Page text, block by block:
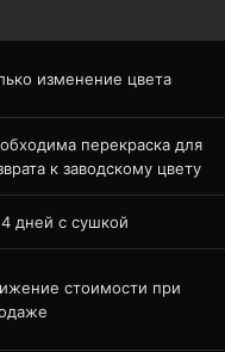
изменение цвета
перекраска для
к заводскому цвету
дней с сушкой
стоимости при